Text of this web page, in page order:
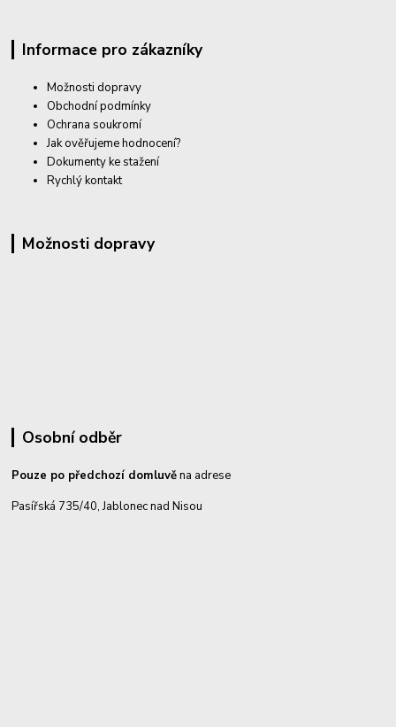
Informace pro zákazníky
Možnosti dopravy
Obchodní podmínky
Ochrana soukromí
Jak ověřujeme hodnocení?
Dokumenty ke stažení
Rychlý kontakt
Možnosti dopravy
Osobní odběr
Pouze po předchozí domluvěna adrese
Pasířská 735/40, Jablonec nad Nisou